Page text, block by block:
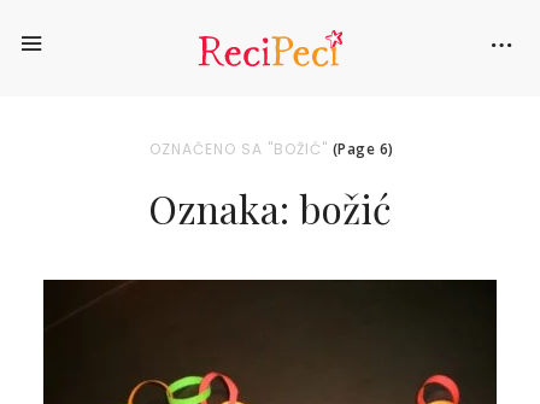
OZNAČENO SA "BOŽIĆ" (Page 6)
Oznaka: božić